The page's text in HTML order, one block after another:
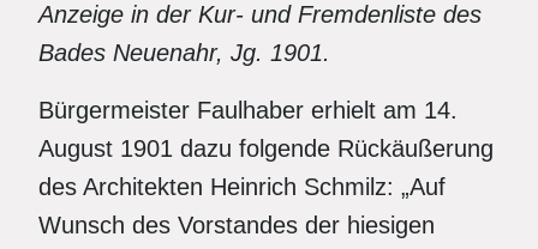
Anzeige in der Kur- und Fremdenliste des
Bades Neuenahr, Jg. 1901.
Bürgermeister Faulhaber erhielt am 14.
August 1901 dazu folgende Rückäußerung
des Architekten Heinrich Schmilz: „Auf
Wunsch des Vorstandes der hiesigen